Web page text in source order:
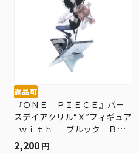
返品可
『ＯＮＥ ＰＩＥＣＥ』バー
スデイアクリル“Ｘ”フィギュア
−ｗｉｔｈ− ブルック ＢＦ
２
2,200 円